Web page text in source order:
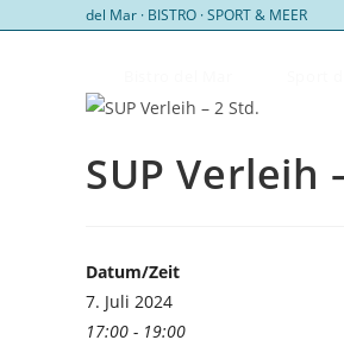
del Mar · BISTRO · SPORT & MEER
SUP Verleih
Datum/Zeit
7. Juli 2024
17:00 - 19:00